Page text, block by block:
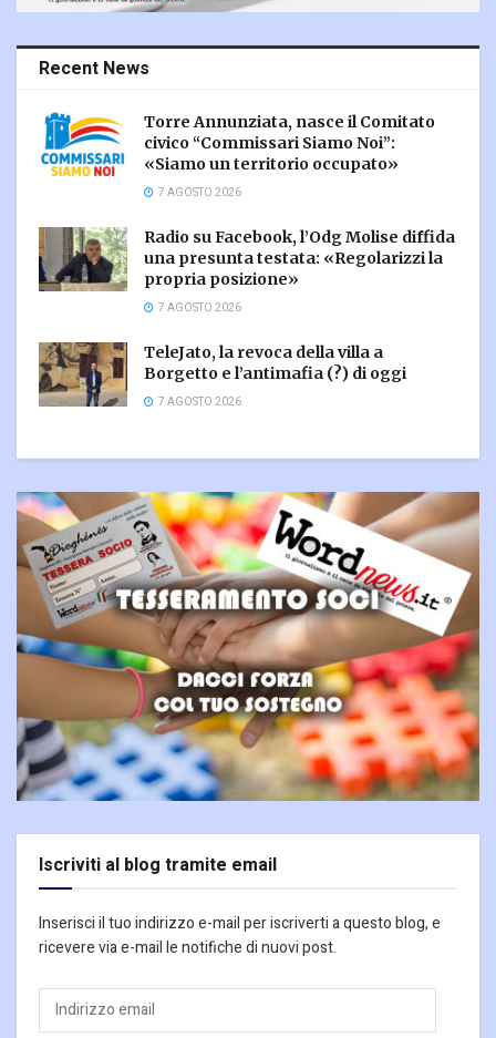
Recent News
Torre Annunziata, nasce il Comitato
civico “Commissari Siamo Noi”:
«Siamo un territorio occupato»
7 AGOSTO 2026
Radio su Facebook, l’Odg Molise diffida
una presunta testata: «Regolarizzi la
propria posizione»
7 AGOSTO 2026
TeleJato, la revoca della villa a
Borgetto e l’antimafia (?) di oggi
7 AGOSTO 2026
Iscriviti al blog tramite email
Inserisci il tuo indirizzo e-mail per iscriverti a questo blog, e
ricevere via e-mail le notifiche di nuovi post.
Indirizzo
email